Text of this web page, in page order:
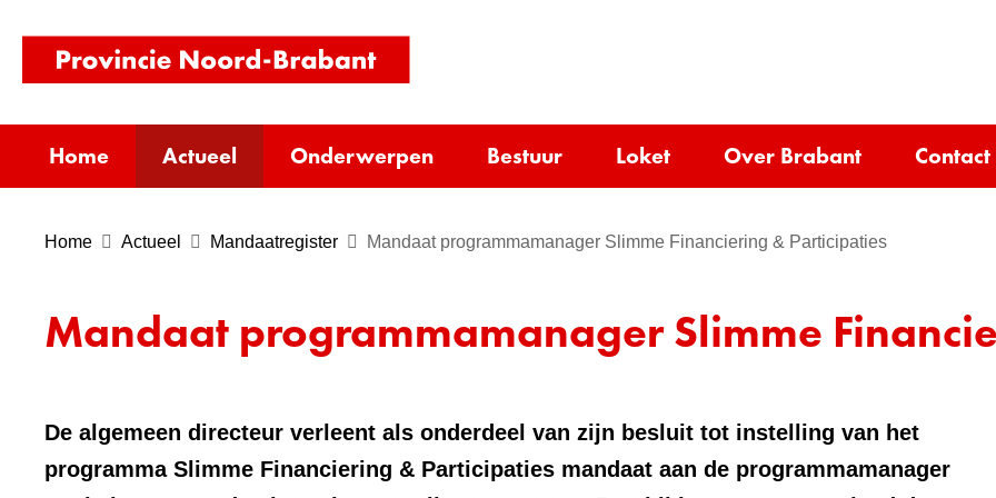
inhoud
homepage)
Home Actueel Onderwerpen Bestuur Loket Over Brabant Contact
Home Actueel Mandaatregister Mandaat programmamanager Slimme Financiering & Participaties
Mandaat programmamanager Slimme
De algemeen directeur verleent als onderdeel van zijn besluit tot instelling van het
programma Slimme Financiering & Participaties mandaat aan de programmamanager